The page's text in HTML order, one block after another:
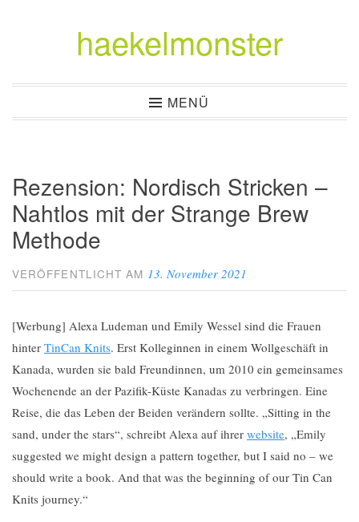
haekelmonster
MENÜ
Rezension: Nordisch Stricken –
Nahtlos mit der Strange Brew
Methode
VERÖFFENTLICHT AM 13. November 2021
[Werbung] Alexa Ludeman und Emily Wessel sind die Frauen
hinter TinCan Knits. Erst Kolleginnen in einem Wollgeschäft in
Kanada, wurden sie bald Freundinnen, um 2010 ein gemeinsames
Wochenende an der Pazifik-Küste Kanadas zu verbringen. Eine
Reise, die das Leben der Beiden verändern sollte. „Sitting in the
sand, under the stars“, schreibt Alexa auf ihrer website, „Emily
suggested we might design a pattern together, but I said no – we
should write a book. And that was the beginning of our Tin Can
Knits journey.“